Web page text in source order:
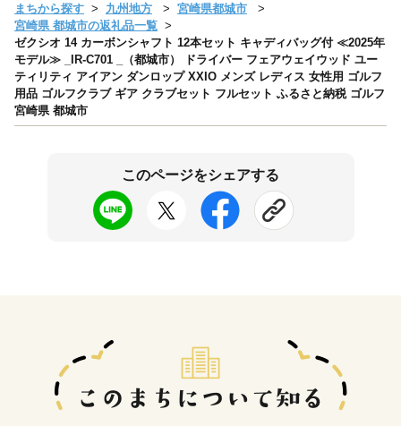
まちから探す 九州地方
宮崎県都城市
宮崎県 都城市の返礼品一覧
ゼクシオ 14 カーボンシャフト 12本セット キャディバッグ付 ≪2025年
モデル≫ _IR-C701 _（都城市） ドライバー フェアウェイウッド ユー
ティリティ アイアン ダンロップ XXIO メンズ レディス 女性用 ゴルフ
用品 ゴルフクラブ ギア クラブセット フルセット ふるさと納税 ゴルフ
宮崎県 都城市
このページをシェアする